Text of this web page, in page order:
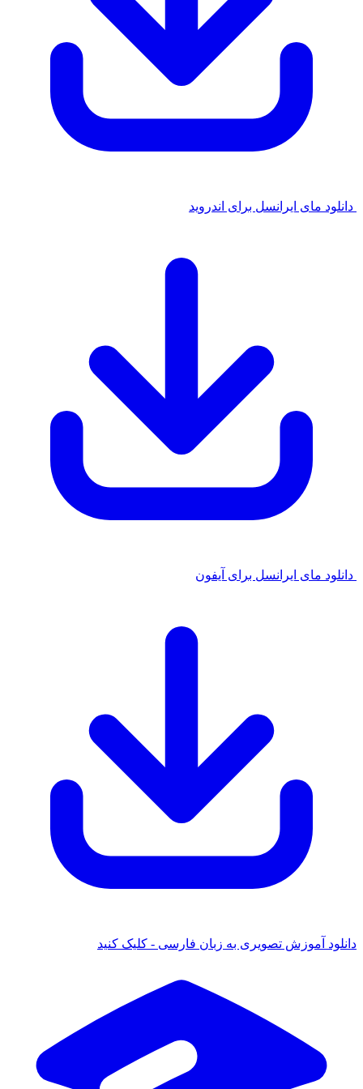
مای ایرانسل برای اندروید
مای ایرانسل برای آیفون
آموزش تصویری به زبان فارسی - کلیک کنید